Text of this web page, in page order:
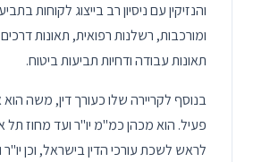
והנזיקין עם ניסיון רב בייצוג לקוחות
ומורכבות, רשלנות רפואית, תאונות
תאונות עבודה ודחיות תביעות ביטוח.
בנוסף לקריירה שלו כעורך דין, משה הוא
פעיל. הוא מכהן כמ"מ יו"ר ועד מחוז
לראש לשכת עורכי הדין בישראל, וכן יו"ר